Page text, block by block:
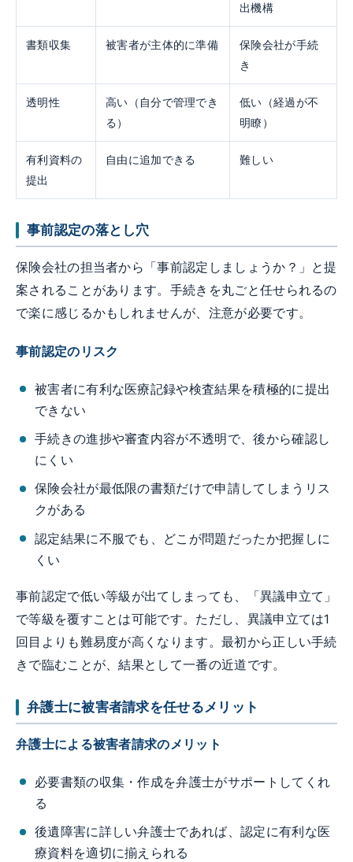
出機構
書類収集 被害者が主体的に準備
保険会社が手続
き
透明性
高い（自分で管理でき
る）
低い（経過が不
明瞭）
有利資料の
提出
自由に追加できる 難しい
事前認定の落とし穴
保険会社の担当者から「事前認定しましょうか？」と提
案されることがあります。手続きを丸ごと任せられるの
で楽に感じるかもしれませんが、注意が必要です。
事前認定のリスク
被害者に有利な医療記録や検査結果を積極的に提出
できない
手続きの進捗や審査内容が不透明で、後から確認し
にくい
保険会社が最低限の書類だけで申請してしまうリス
クがある
認定結果に不服でも、どこが問題だったか把握しに
くい
事前認定で低い等級が出てしまっても、「異議申立て」
で等級を覆すことは可能です。ただし、異議申立ては1
回目よりも難易度が高くなります。最初から正しい手続
きで臨むことが、結果として一番の近道です。
弁護士に被害者請求を任せるメリット
弁護士による被害者請求のメリット
必要書類の収集・作成を弁護士がサポートしてくれ
る
後遺障害に詳しい弁護士であれば、認定に有利な医
療資料を適切に揃えられる